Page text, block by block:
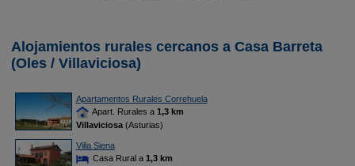
Alojamientos rurales cercanos a Casa Barreta
(Oles / Villaviciosa)
Apartamentos Rurales Correhuela
Apart. Rurales a 1,3 km
Villaviciosa(Asturias)
Villa Siena
Casa Rural a 1,3 km